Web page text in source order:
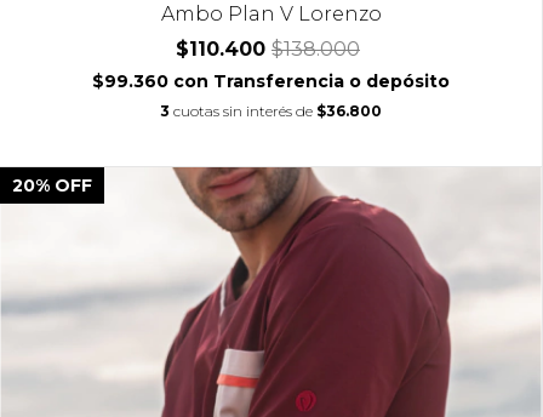
Ambo Plan V Lorenzo
$110.400 $138.000
$99.360 con Transferencia o depósito
3 cuotas sin interés de $36.800
20% OFF